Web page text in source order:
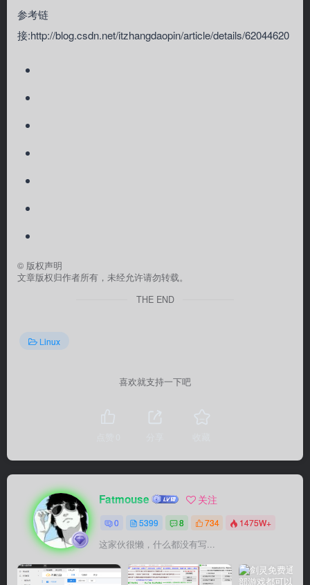
参考链
接:http://blog.csdn.net/itzhangdaopin/article/details/62044620
© 版权声明
文章版权归作者所有，未经允许请勿转载。
THE END
Linux
喜欢就支持一下吧
Fatmouse 关注
0 5399 8 734 1475W+
这家伙很懒，什么都没有写...